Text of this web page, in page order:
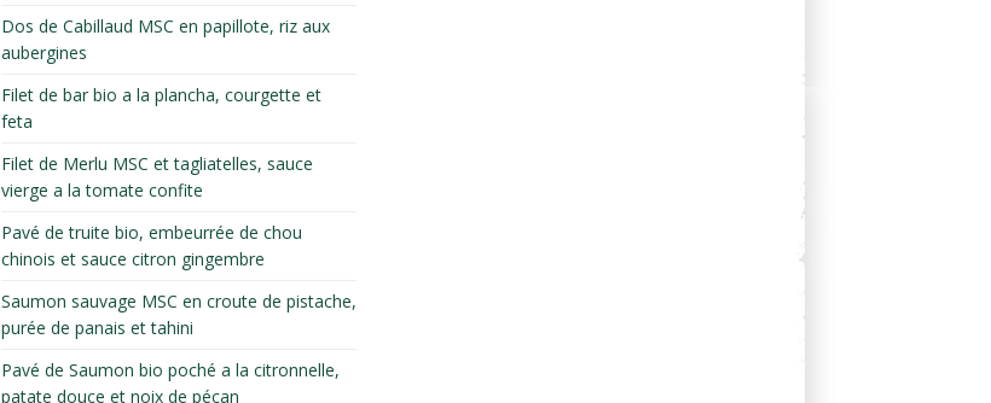
Dos de Cabillaud MSC en papillote, riz aux
aubergines
Filet de bar bio a la plancha, courgette et
feta
Filet de Merlu MSC et tagliatelles, sauce
vierge a la tomate confite
Pavé de truite bio, embeurrée de chou
chinois et sauce citron gingembre
Saumon sauvage MSC en croute de pistache,
purée de panais et tahini
Pavé de Saumon bio poché a la citronnelle,
patate douce et noix de pécan